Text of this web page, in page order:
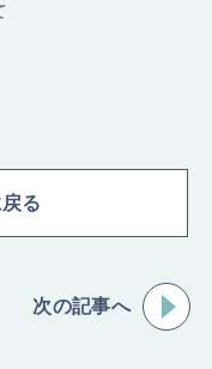
る
次の記事へ